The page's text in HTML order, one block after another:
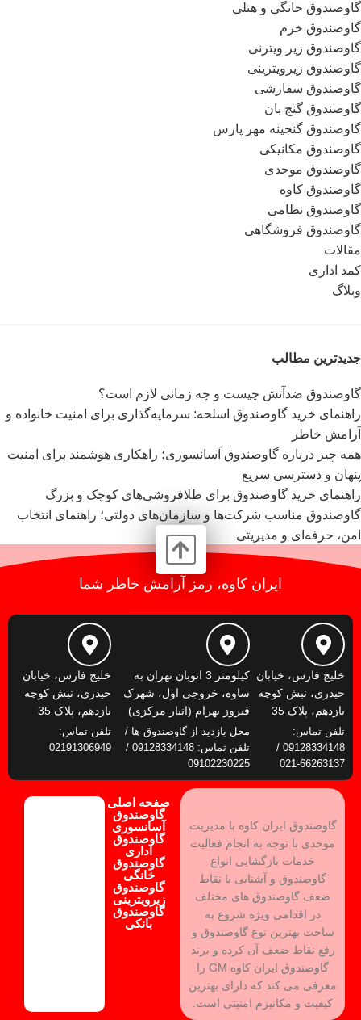
گاوصندوق خانگی و هتلی
گاوصندوق خرم
گاوصندوق زیر ویترنی
گاوصندوق زیرویترینی
گاوصندوق سفارشی
گاوصندوق گنج بان
گاوصندوق گنجینه مهر پارس
گاوصندوق مکانیکی
گاوصندوق موحدی
گاوصندوق کاوه
گاوصندوق نظامی
گاوصندوق فروشگاهی
مقالات
کمد اداری
وبلاگ
جدیدترین مطالب
گاوصندوق ضدآتش چیست و چه زمانی لازم است؟
راهنمای خرید گاوصندوق اسلحه: سرمایه‌گذاری برای امنیت خانواده و
آرامش خاطر
همه چیز درباره گاوصندوق آسانسوری؛ راهکاری هوشمند برای امنیت
پنهان و دسترسی سریع
راهنمای خرید گاوصندوق برای طلافروشی‌های کوچک و بزرگ
گاوصندوق مناسب شرکت‌ها و سازمان‌های دولتی؛ راهنمای انتخاب
امن، حرفه‌ای و مدیریتی
ایران کاوه، رمز آرامش خاطر شما
خلیج فارس، خیابان
حیدری، نبش کوچه
یازدهم، پلاک 35
تلفن تماس:
09128334148 /
66263137-021
کیلومتر 3 اتوبان تهران به
ساوه، خروجی اول، شهرک
فیروز بهرام (انبار مرکزی)
محل بازدید از گاوصندوق ها /
تلفن تماس: 09128334148 /
09102230225
خلیج فارس، خیابان
حیدری، نبش کوچه
یازدهم، پلاک 35
تلفن تماس:
02191306949
گاوصندوق ایران کاوه با مدیریت
موحدی با توجه به انجام فعالیت
خدمات بازگشایی انواع
گاوصندوق و آشنایی با نقاط
ضعف گاوصندوق های مختلف
در اقدامی ویژه شروع به
ساخت بهترین نوع گاوصندوق و
رفع نقاط ضعف آن کرده و برند
گاوصندوق ایران کاوه GM را
معرفی می کند که دارای بهترین
کیفیت و مکانیزم امنیتی است.
صفحه اصلی
گاوصندوق
آسانسوری
گاوصندوق
اداری
گاوصندوق
خانگی
گاوصندوق
زیرویترینی
گاوصندوق
بانکی